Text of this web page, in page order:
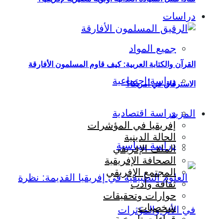
دراسات
جميع المواد
دراسة اجتماعية
دراسة اقتصادية
دراسة سياسية
القرآن والكتابة العربية: كيف قاوم المسلمون الأفارقة
الاسترقاق في أمريكا؟
المزيد
إفريقيا في المؤشرات
الحالة الدينية
الملف الإفريقي
الصحافة الإفريقية
المجتمع الإفريقي
ثقافة وأدب
حوارات وتحقيقات
شخصيات